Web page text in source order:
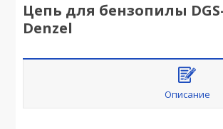
Цепь для бензопилы
Denzel
Описание